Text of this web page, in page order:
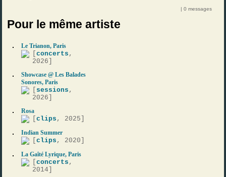
| 0 messages
Pour le même artiste
Le Trianon, Paris
[concerts ,
2026]
Showcase @ Les Balades
Sonores, Paris
sessions ,
2026]
Rosa
[clips , 2025]
Indian Summer
[clips , 2020]
La Gaîté Lyrique, Paris
[concerts ,
2014]